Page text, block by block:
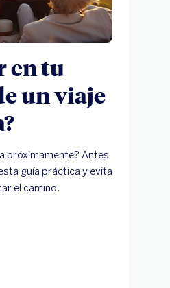
en tu
un viaje
próximamente? Antes
guía práctica y evita
el camino.